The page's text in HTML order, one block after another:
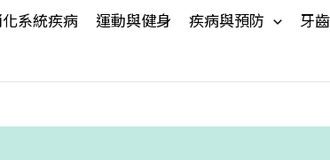
系統疾病 運動與健身 疾病與預防 牙